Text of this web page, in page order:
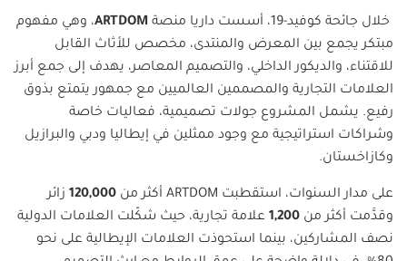
خلال جائحة كوفيد-19، أسست داريا منصة ARTDOM، وهي مفهوم
مبتكر يجمع بين المعرض والمنتدى، مخصص للأثاث القابل
للاقتناء، والديكور الداخلي، والتصميم المعاصر، يهدف إلى جمع أبرز
العلامات التجارية والمصممين العالميين مع جمهور يتمتع بذوق
رفيع. يشمل المشروع جولات تصميمية، فعاليات خاصة
وشراكات استراتيجية مع وجود ممثلين في إيطاليا ودبي والبرازيل
وكازاخستان.
على مدار السنوات، استقطبت ARTDOM أكثر من 120,000 زائر
وقدَّمت أكثر من 1,200 علامة تجارية، حيث شكّلت العلامات الدولية
نصف المشاركين، بينما استحوذت العلامات الإيطالية على نحو